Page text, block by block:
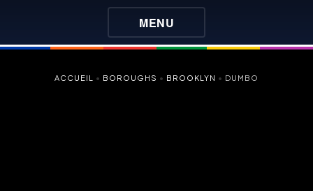
MENU
ACCUEIL • BOROUGHS • BROOKLYN • DUMBO